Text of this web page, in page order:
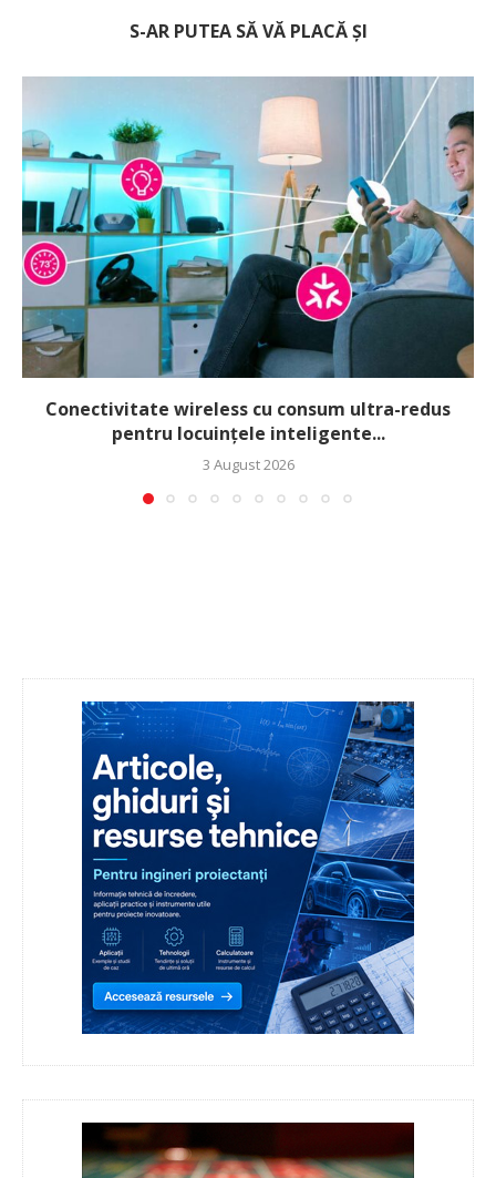
S-AR PUTEA SĂ VĂ PLACĂ ȘI
Conectivitate wireless cu consum ultra-redus
pentru locuințele inteligente...
3 August 2026